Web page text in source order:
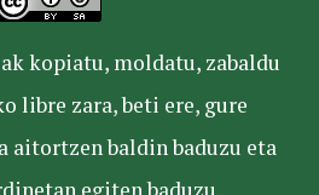
kopiatu, moldatu, zabaldu
libre zara, beti ere, gure
aitortzen baldin baduzu eta